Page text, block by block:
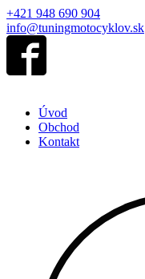
+421 948 690 904
info@tuningmotocyklov.sk
Úvod
Obchod
Kontakt